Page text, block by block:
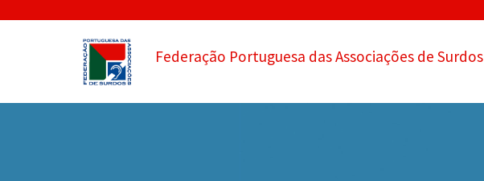
Federação Portuguesa das Associações de Surdos